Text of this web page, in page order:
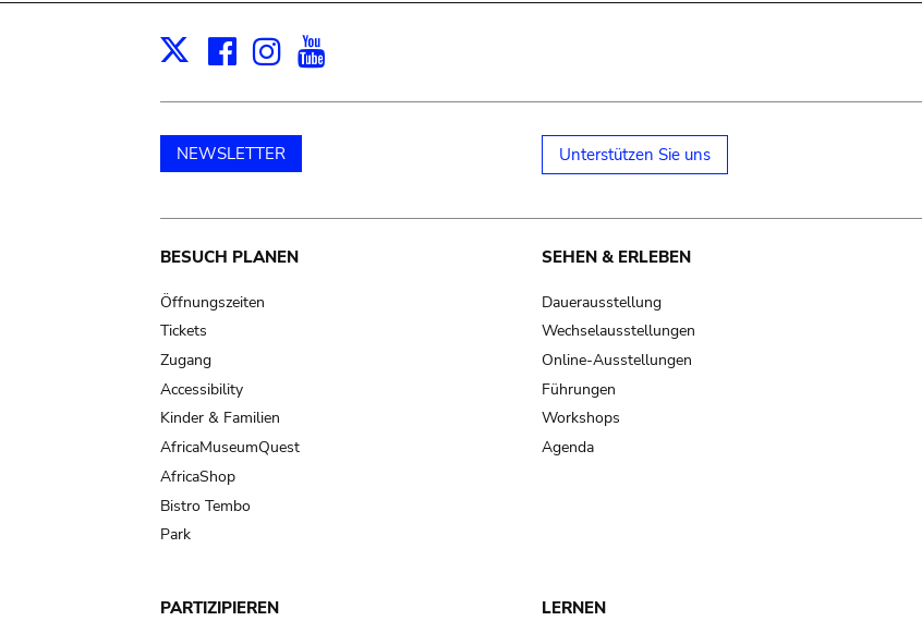
X Facebook
Instagram
NEWSLETTER Unterstützen Sie uns
Main
navigation
BESUCH PLANEN
Öffnungszeiten
Tickets
Zugang
Accessibility
Kinder & Familien
AfricaMuseumQuest
AfricaShop
Bistro Tembo
Park
SEHEN & ERLEBEN
Dauerausstellung
Wechselausstellungen
Online-Ausstellungen
Führungen
Workshops
Agenda
PARTIZIPIEREN LERNEN